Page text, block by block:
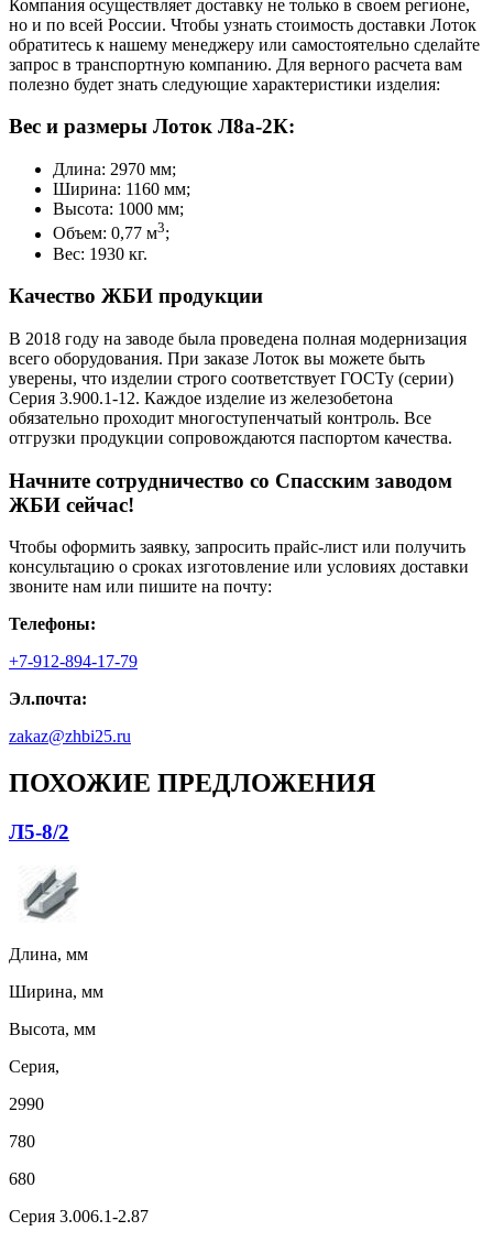
Компания осуществляет доставку не только в своем регионе,
но и по всей России. Чтобы узнать стоимость доставки Лоток
обратитесь к нашему менеджеру или самостоятельно сделайте
запрос в транспортную компанию. Для верного расчета вам
полезно будет знать следующие характеристики изделия:
Вес и размеры Лоток Л8а-2К:
Длина: 2970 мм;
Ширина: 1160 мм;
Высота: 1000 мм;
Объем: 0,77 м3;
Вес: 1930 кг.
Качество ЖБИ продукции
В 2018 году на заводе была проведена полная модернизация
всего оборудования. При заказе Лоток вы можете быть
уверены, что изделии строго соответствует ГОСТу (серии)
Серия 3.900.1-12. Каждое изделие из железобетона
обязательно проходит многоступенчатый контроль. Все
отгрузки продукции сопровождаются паспортом качества.
Начните сотрудничество со Cпасским заводом
ЖБИ сейчас!
Чтобы оформить заявку, запросить прайс-лист или получить
консультацию о сроках изготовление или условиях доставки
звоните нам или пишите на почту:
Телефоны:
+7-912-894-17-79
Эл.почта:
zakaz@zhbi25.ru
ПОХОЖИЕ ПРЕДЛОЖЕНИЯ
Л5-8/2
Длина, мм
Ширина, мм
Высота, мм
Серия,
2990
780
680
Серия 3.006.1-2.87